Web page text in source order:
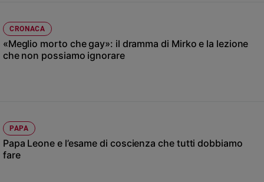
Santi
Devozione
e
Santo
del
giorno
CRONACA
«Meglio morto che gay»: il dramma di Mirko e la lezione
che non possiamo ignorare
PAPA
Papa Leone e l’esame di coscienza che tutti dobbiamo
fare